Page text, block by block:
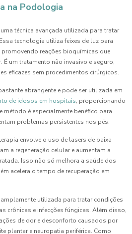
na Podologia
técnica avançada utilizada para tratar
tecnologia utiliza feixes de luz para
promovendo reações bioquímicas que
É um tratamento não invasivo e seguro,
eficazes sem procedimentos cirúrgicos.
abrangente e pode ser utilizada em
de idosos em hospitais, proporcionando
é especialmente benéfico para
problemas persistentes nos pés.
envolve o uso de lasers de baixa
a regeneração celular e aumentam a
Isso não só melhora a saúde dos
acelera o tempo de recuperação em
utilizada para tratar condições
crônicas e infecções fúngicas. Além disso,
de dor e desconforto causados por
plantar e neuropatia periférica. Como